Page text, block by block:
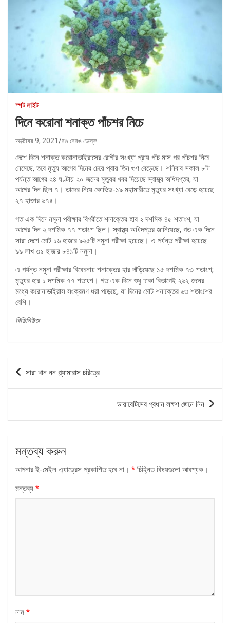
স্পট লাইট
দিনে করোনা শনাক্ত পাঁচশর নিচে
অক্টোবর 9, 2021 রঙ বেরঙ ডেস্ক
দেশে দিনে শনাক্ত করোনাভাইরাসের রোগীর সংখ্যা প্রায় পাঁচ মাস পর পাঁচশর নিচে
নেমেছে, তবে মৃত্যু আগের দিনের চেয়ে প্রায় তিন গুণ বেড়েছে। শনিবার সকাল ৮টা
পর্যন্ত আগের ২৪ ঘণ্টায় ২০ জনের মৃত্যুর খবর দিয়েছে স্বাস্থ্য অধিদপ্তর, যা
আগের দিন ছিল ৭। তাদের নিয়ে কোভিড-১৯ মহামারীতে মৃত্যুর সংখ্যা বেড়ে হয়েছে
২৭ হাজার ৬৭৪।
গত এক দিনে নমুনা পরীক্ষার বিপরীতে শনাক্তের হার ২ দশমিক ৪৫ শতাংশ, যা
আগের দিন ২ দশমিক ৭৭ শতাংশ ছিল। স্বাস্থ্য অধিদপ্তর জানিয়েছে, গত এক দিনে
সারা দেশে মোট ১৬ হাজার ৯২৫টি নমুনা পরীক্ষা হয়েছে। এ পর্যন্ত পরীক্ষা হয়েছে
৯৯ লাখ ৩১ হাজার ৮৪১টি নমুনা।
এ পর্যন্ত নমুনা পরীক্ষার বিবেচনায় শনাক্তের হার দাঁড়িয়েছে ১৫ দশমিক ৭৩ শতাংশ;
মৃত্যুর হার ১ দশমিক ৭৭ শতাংশ। গত এক দিনে শুধু ঢাকা বিভাগেই ২৬২ জনের
মধ্যে করোনাভাইরাস সংক্রমণ ধরা পড়েছে, যা দিনের মোট শনাক্তের ৬৩ শতাংশের
বেশি।
বিডিনিউজ
পোস্ট
সারা খান নন গ্ল্যামারাস চরিত্রে
ডায়াবেটিসের প্রধান লক্ষণ জেনে নিন
মন্তব্য করুন
আপনার ই-মেইল এ্যাড্রেস প্রকাশিত হবে না। * চিহ্নিত বিষয়গুলো আবশ্যক।
মন্তব্য *
নাম *